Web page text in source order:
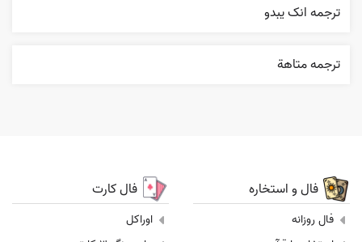
ترجمه انک يبدو
ترجمه متاهة
فال و استخاره
فال روزانه
فال کارت
اوراکل